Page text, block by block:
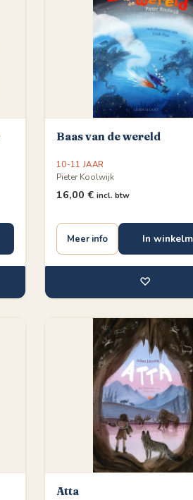
Baas van de wereld
10-11 JAAR
Pieter Koolwijk
16,00 € incl. btw
Meer info In
♡
Atta